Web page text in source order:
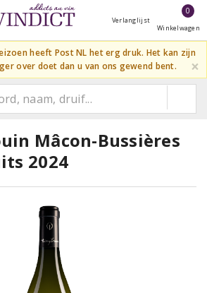
Verlanglijst
0
Winkelwagen
heeft Post NL het erg druk. Het kan zijn
over doet dan u van ons gewend bent.
×
Mâcon-Bussières
2024